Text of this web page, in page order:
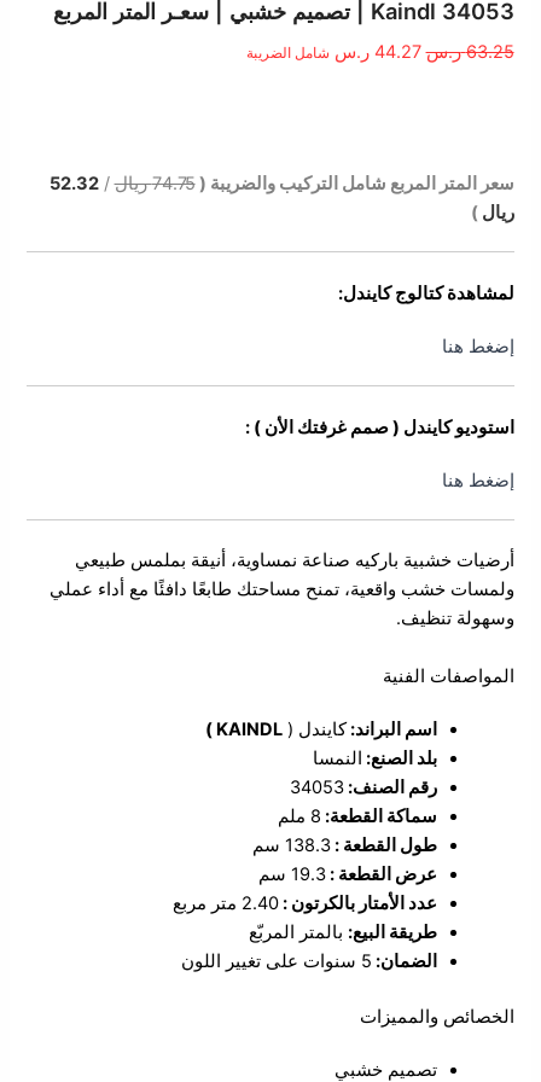
Kaindl 34053 | تصميم خشبي | سعـر المتر المربع
63.25 ر.س
الأصلي
63.25 ر.س.
44.27 ر.س
الحالي
44.27 ر.س.
شامل الضريبة
سعر المتر المربع شامل التركيب والضريبة (74.75 ريال /
52.32
ريال )
لمشاهدة كتالوج كايندل:
إضغط هنا
استوديو كايندل ( صمم غرفتك الأن ) :
إضغط هنا
أرضيات خشبية باركيه صناعة نمساوية، أنيقة بملمس طبيعي
ولمسات خشب واقعية، تمنح مساحتك طابعًا دافئًا مع أداء عملي
وسهولة تنظيف.
المواصفات الفنية
اسم البراند:كايندل (KAINDL )
بلد الصنع: النمسا
رقم الصنف:34053
سماكة القطعة: 8 ملم
طول القطعة :138.3 سم
عرض القطعة :19.3 سم
عدد الأمتار بالكرتون :2.40 متر مربع
طريقة البيع: بالمتر المربّع
الضمان: 5 سنوات على تغيير اللون
الخصائص والمميزات
تصميم خشبي